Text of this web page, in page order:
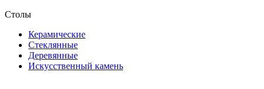
Столы
Керамические
Стеклянные
Деревянные
Искусственный камень